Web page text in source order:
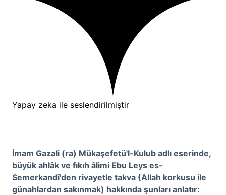
Yapay zeka ile seslendirilmiştir
İmam Gazali (ra) Mükaşefetü'l-Kulub adlı eserinde,
büyük ahlâk ve fıkıh âlimi Ebu Leys es-
Semerkandî'den rivayetle takva (Allah korkusu ile
günahlardan sakınmak) hakkında şunları anlatır: